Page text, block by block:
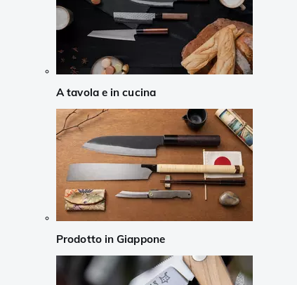
A tavola e in cucina
Prodotto in Giappone